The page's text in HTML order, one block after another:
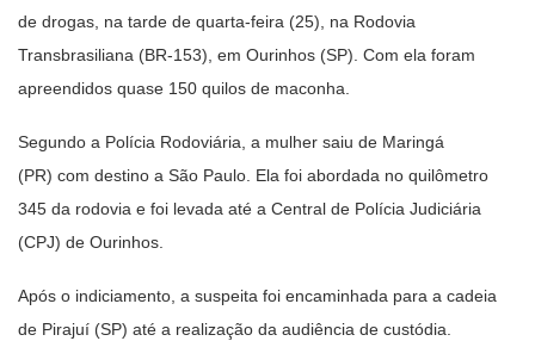
de drogas, na tarde de quarta-feira (25), na Rodovia
Transbrasiliana (BR-153), em Ourinhos (SP). Com ela foram
apreendidos quase 150 quilos de maconha.
Segundo a Polícia Rodoviária, a mulher saiu de Maringá
(PR) com destino a São Paulo. Ela foi abordada no quilômetro
345 da rodovia e foi levada até a Central de Polícia Judiciária
(CPJ) de Ourinhos.
Após o indiciamento, a suspeita foi encaminhada para a cadeia
de Pirajuí (SP) até a realização da audiência de custódia.